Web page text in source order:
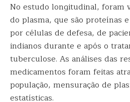
No estudo longitudinal, foram
do plasma, que são proteínas
por células de defesa, de
indianos durante e após o
tuberculose. As análises das
medicamentos foram feitas
população, mensuração de
estatísticas.